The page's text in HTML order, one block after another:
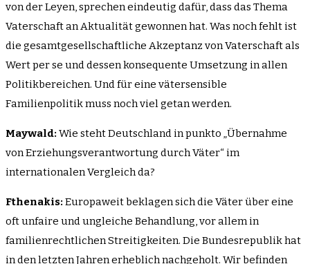
von der Leyen, sprechen eindeutig dafür, dass das Thema
Vaterschaft an Aktualität gewonnen hat. Was noch fehlt ist
die gesamtgesellschaftliche Akzeptanz von Vaterschaft als
Wert per se und dessen konsequente Umsetzung in allen
Politikbereichen. Und für eine vätersensible
Familienpolitik muss noch viel getan werden.
Maywald: Wie steht Deutschland in punkto „Übernahme
von Erziehungsverantwortung durch Väter“ im
internationalen Vergleich da?
Fthenakis: Europaweit beklagen sich die Väter über eine
oft unfaire und ungleiche Behandlung, vor allem in
familienrechtlichen Streitigkeiten. Die Bundesrepublik hat
in den letzten Jahren erheblich nachgeholt. Wir befinden